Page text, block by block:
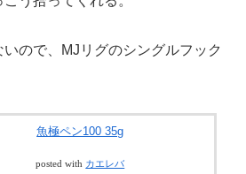
ので、MJリグのシングルフック
魚極ペン100 35g
posted with カエレバ